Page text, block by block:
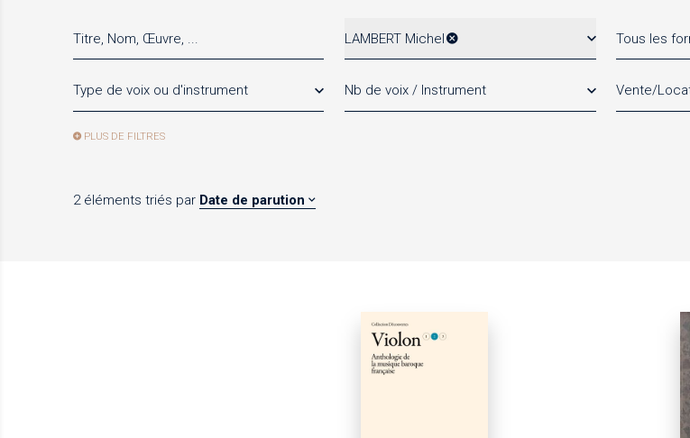
LAMBERT Michel Tous les
Type de voix ou d'instrument Nb de voix / Instrument Vente/
PLUS DE FILTRES
2 éléments triés par Date de parution